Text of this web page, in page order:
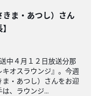
きま・あつし）さん
中４月１２日放送分那
オスラウンジ』。今週
・あつし）さんをお迎
、ラウンジ...